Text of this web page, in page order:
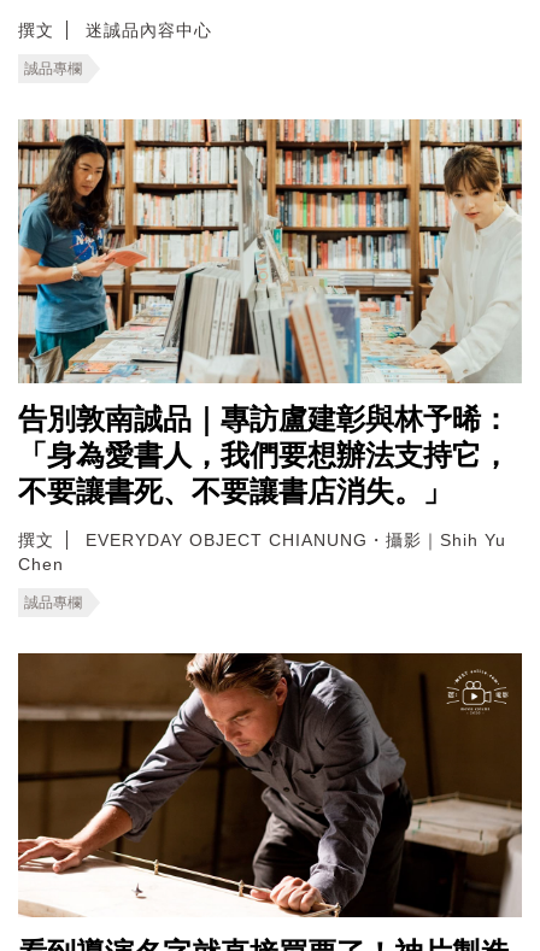
撰文 迷誠品內容中心
誠品專欄
告別敦南誠品｜專訪盧建彰與林予晞：
「身為愛書人，我們要想辦法支持它，
不要讓書死、不要讓書店消失。」
撰文
EVERYDAY OBJECT CHIANUNG・攝影｜Shih Yu
Chen
誠品專欄